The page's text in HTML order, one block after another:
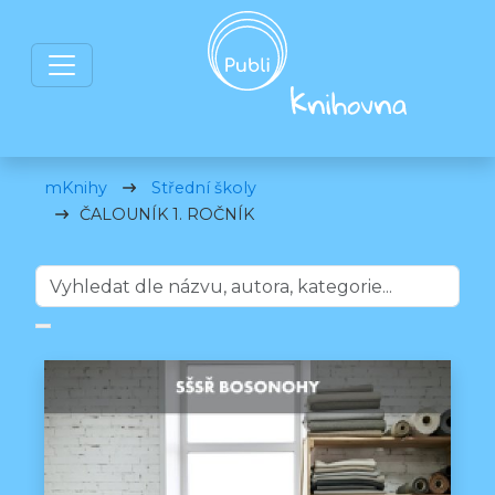
mKnihy
Střední školy
ČALOUNÍK 1. ROČNÍK